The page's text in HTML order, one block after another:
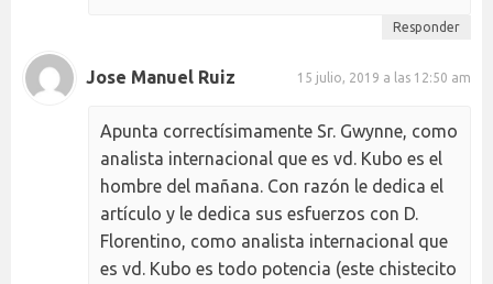
Responder
Jose Manuel Ruiz 15 julio, 2019 a las 12:50 am
Apunta correctísimamente Sr. Gwynne, como
analista internacional que es vd. Kubo es el
hombre del mañana. Con razón le dedica el
artículo y le dedica sus esfuerzos con D.
Florentino, como analista internacional que
es vd. Kubo es todo potencia (este chistecito